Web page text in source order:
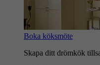
Boka köksmöte
Skapa ditt drömkök